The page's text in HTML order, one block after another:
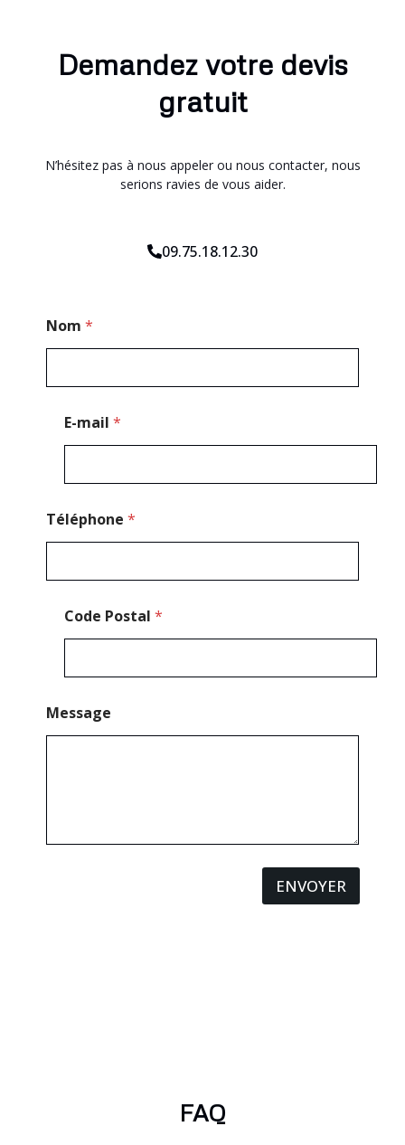
Demandez votre devis
gratuit
N’hésitez pas à nous appeler ou nous contacter, nous
serions ravies de vous aider.
09.75.18.12.30
Nom *
e
s
E-mail *
Téléphone *
Code Postal *
Message
ENVOYER
FAQ